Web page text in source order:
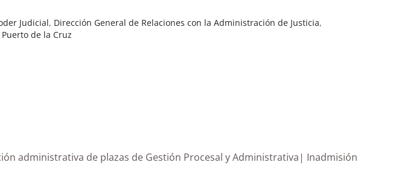
Judicial, Dirección General de Relaciones con la Administración de Justicia,
Puerto de la Cruz
administrativa de plazas de Gestión Procesal y Administrativa| Inadmisión